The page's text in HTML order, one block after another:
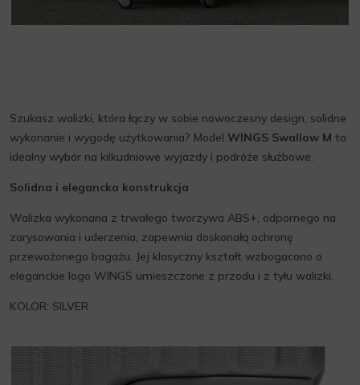
Szukasz walizki, która łączy w sobie nowoczesny design, solidne
wykonanie i wygodę użytkowania? Model WINGS Swallow M to
idealny wybór na kilkudniowe wyjazdy i podróże służbowe.
Solidna i elegancka konstrukcja
Walizka wykonana z trwałego tworzywa ABS+, odpornego na
zarysowania i uderzenia, zapewnia doskonałą ochronę
przewożonego bagażu. Jej klasyczny kształt wzbogacono o
eleganckie logo WINGS umieszczone z przodu i z tyłu walizki.
KOLOR: SILVER